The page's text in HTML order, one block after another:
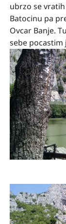
ubrzo se
Batocinu pa
Ovcar Banje.
sebe pocastim